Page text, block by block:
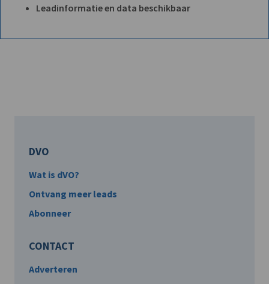
Leadinformatie en data beschikbaar
DVO
Wat is dVO?
Ontvang meer leads
Abonneer
CONTACT
Adverteren